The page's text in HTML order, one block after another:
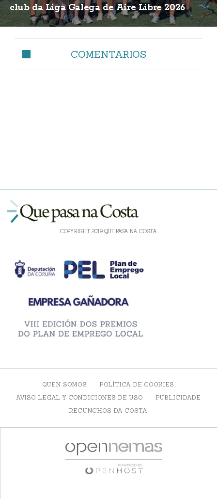
club da Liga Galega de Aire Libre 2026
COMENTARIOS
COPYRIGHT 2019 QUE PASA NA COSTA
QUEN SOMOS
POLÍTICA DE COOKIES
AVISO LEGAL Y CONDICIONES DE USO
PUBLICIDADE
RECUNCHOS DA COSTA